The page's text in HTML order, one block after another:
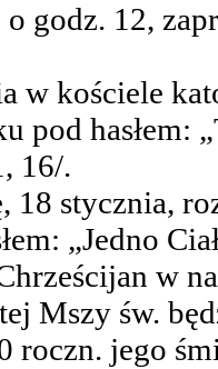
godz. 12,
w kościele
pod hasłem:
16/.
18 stycznia,
„Jedno
w
Mszy św.
roczn. jego